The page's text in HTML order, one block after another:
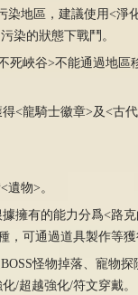
染地區，建議使用<淨
染的狀態下戰鬥。
死峽谷>不能通過地區
<龍騎士徽章>及<古
遺物>。
擁有的能力分爲<路
，可通過道具製作等獲
怪物掉落、寵物
/超越強化/符文穿戴。